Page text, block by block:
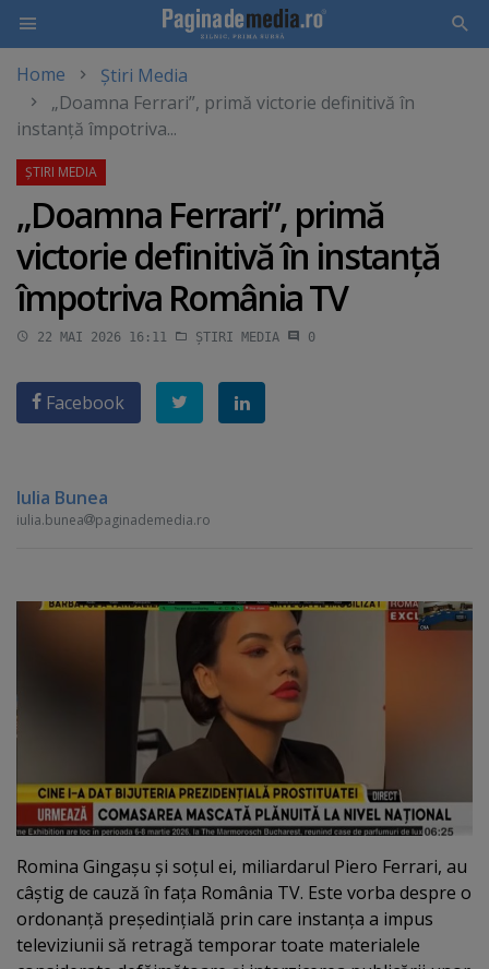
main
content
Home
Știri Media
„Doamna Ferrari”, primă victorie definitivă în
instanţă împotriva...
„Doamna Ferrari”, primă
victorie definitivă în instanţă
împotriva România TV
22 MAI 2026 16:11 ȘTIRI MEDIA 0
Facebook
Iulia Bunea
iulia.bunea paginademedia.ro
Romina Gingaşu şi soţul ei, miliardarul Piero Ferrari, au
câştig de cauză în faţa România TV. Este vorba despre o
ordonanţă preşedinţială prin care instanţa a impus
televiziunii să retragă temporar toate materialele